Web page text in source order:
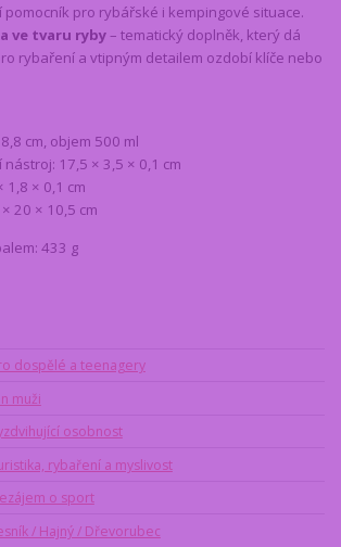
pomocník pro rybářské i kempingové situace.
ve tvaru ryby– tematický doplněk, který dá
rybaření a vtipným detailem ozdobí klíče nebo
cm, objem 500 ml
17,5 × 3,5 × 0,1 cm
1,8 × 0,1 cm
20 × 10,5 cm
433 g
dospělé a teenagery
muži
osobnost
rybaření a myslivost
o sport
/ Hajný / Dřevorubec